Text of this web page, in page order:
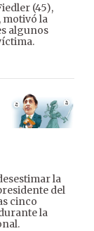
(45),
, motivó la
algunos
la
del
cinco
la